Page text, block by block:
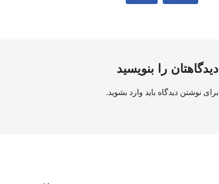
دیدگاهتان را بنویسید
برای نوشتن دیدگاه باید وارد بشوید.